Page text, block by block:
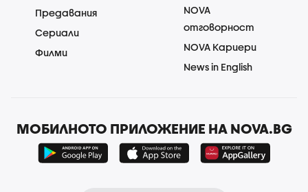
Предавания
Сериали
Филми
NOVA
отговорност
NOVA Кариери
News in English
МОБИЛНОТО ПРИЛОЖЕНИЕ НА NOVA.BG